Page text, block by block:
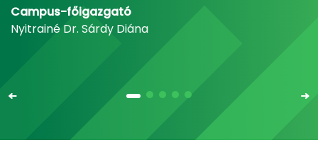
Campus-főigazgató
Nyitrainé Dr. Sárdy Diána